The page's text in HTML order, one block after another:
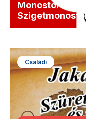
Monostori
Családi